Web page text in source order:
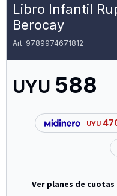
Libro Infantil
Berocay
9789974671812
UYU 588
UYU
Ver planes de